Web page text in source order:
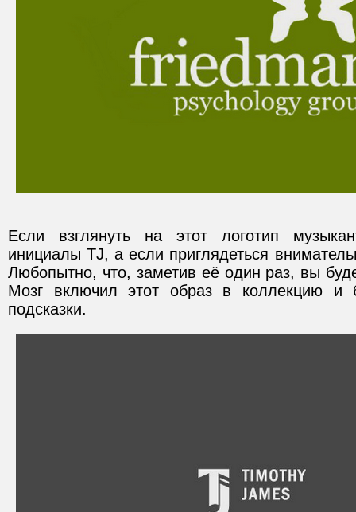
Если взглянуть на этот логотип
инициалы TJ, а если приглядеться
Любопытно, что, заметив её один раз, вы
Мозг включил этот образ в коллекцию и
подсказки.